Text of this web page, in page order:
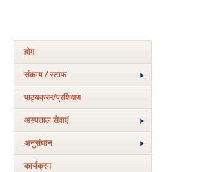
होम
संकाय / स्टाफ
पाठ्यक्रम/प्रशिक्षण
अस्‍पताल सेवाएं
अनुसंधान
कार्यक्रम